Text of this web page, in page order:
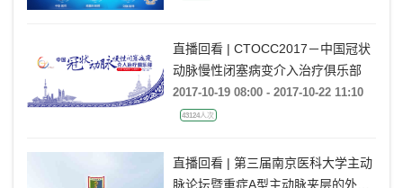
直播回看 | CTOCC2017－中国冠状
动脉慢性闭塞病变介入治疗俱乐部
2017-10-19 08:00 - 2017-10-22 11:10
43124人次
直播回看 | 第三届南京医科大学主动
脉论坛暨重症A型主动脉夹层的外科